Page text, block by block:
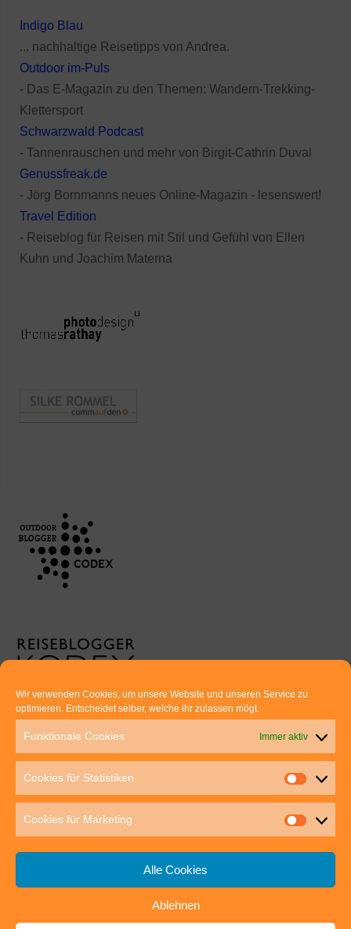
Wir verwenden Cookies, um unsere Website und unseren Service zu
optimieren. Entscheidet selber, welche ihr zulassen mögt.
Funktionale Cookies Immer aktiv
Cookies für Statistiken
Cookies für Marketing
Alle Cookies
Ablehnen
Indigo Blau
... nachhaltige Reisetipps von Andrea.
Outdoor im-Puls
- Das E-Magazin zu den Themen: Wandern-Trekking-
Klettersport
Schwarzwald Podcast
- Tannenrauschen und mehr von Birgit-Cathrin Duval
Genussfreak.de
- Jörg Bornmanns neues Online-Magazin - lesenswert!
Travel Edition
- Reiseblog für Reisen mit Stil und Gefühl von Ellen
Kuhn und Joachim Materna
Euer direkter Draht zu uns:
Thomas Rathay und Silke Rommel
70563 Stuttgart
post@outdoor-hochgenuss.de
IMPRESSUM DATENSCHUTZ